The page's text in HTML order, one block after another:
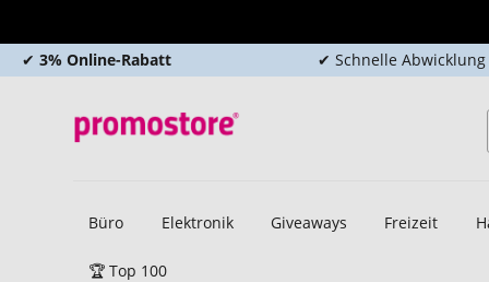
✔ 3% Online-Rabatt ✔ Schnelle Abwicklung
Büro Elektronik Giveaways Freizeit
🏆 Top 100